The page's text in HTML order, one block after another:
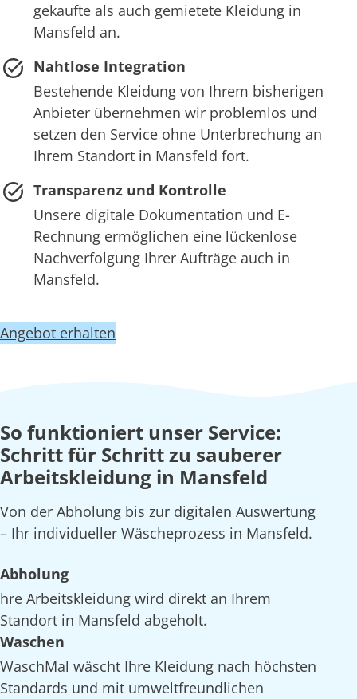
gekaufte als auch gemietete Kleidung in
Mansfeld an.
Nahtlose Integration
Bestehende Kleidung von Ihrem bisherigen
Anbieter übernehmen wir problemlos und
setzen den Service ohne Unterbrechung an
Ihrem Standort in Mansfeld fort.
Transparenz und Kontrolle
Unsere digitale Dokumentation und E-
Rechnung ermöglichen eine lückenlose
Nachverfolgung Ihrer Aufträge auch in
Mansfeld.
Angebot erhalten
So funktioniert unser Service:
Schritt für Schritt zu sauberer
Arbeitskleidung in Mansfeld
Von der Abholung bis zur digitalen Auswertung
– Ihr individueller Wäscheprozess in Mansfeld.
Abholung
hre Arbeitskleidung wird direkt an Ihrem
Standort in Mansfeld abgeholt.
Waschen
WaschMal wäscht Ihre Kleidung nach höchsten
Standards und mit umweltfreundlichen